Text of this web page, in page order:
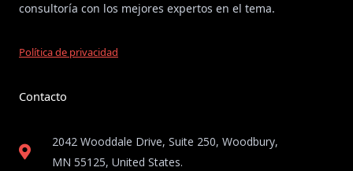
consultoría con los mejores expertos en el tema.
Política de privacidad
Contacto
2042 Wooddale Drive, Suite 250, Woodbury,
MN 55125, United States​.